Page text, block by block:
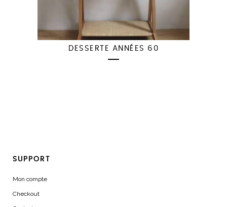
DESSERTE ANNÉES 60
SUPPORT
Mon compte
Checkout